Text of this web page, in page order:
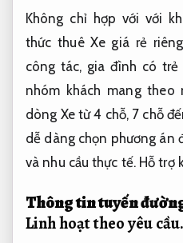
Không chỉ hợp với với
thức thuê Xe giá rẻ
công tác, gia đình có
nhóm khách mang theo
dòng Xe từ 4 chỗ, 7 chỗ
dễ dàng chọn phương án
và nhu cầu thực tế. Hỗ trợ
Thông tin tuyến
Linh hoạt theo yêu cầu.